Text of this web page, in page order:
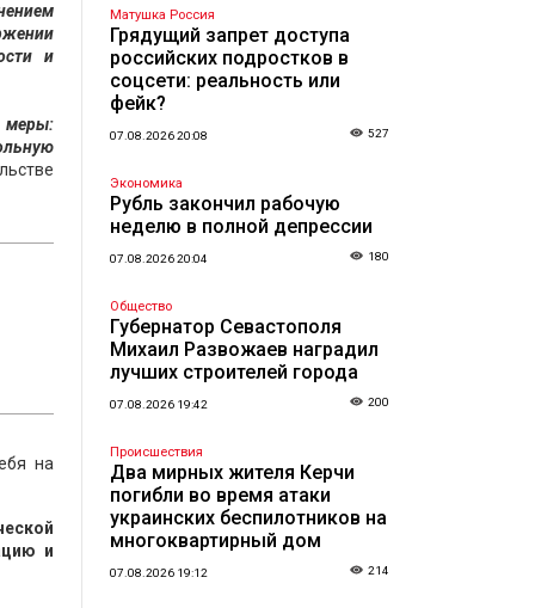
и
меры:
на
и
Матушка Россия
Грядущий запрет доступа
российских подростков в
соцсети: реальность или
фейк?
07.08.2026 20:08 527
Экономика
Рубль закончил рабочую
неделю в полной депрессии
07.08.2026 20:04 180
Общество
Губернатор Севастополя
Михаил Развожаев наградил
лучших строителей города
07.08.2026 19:42 200
Происшествия
Два мирных жителя Керчи
погибли во время атаки
украинских беспилотников на
многоквартирный дом
07.08.2026 19:12 214